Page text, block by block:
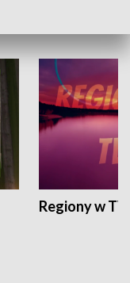
Regiony w